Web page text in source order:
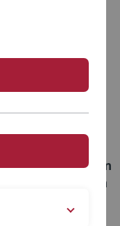
KIBOR-
"KI - Chancen
"Hand in
von
und Steffen
der neuesten
www.v-k-